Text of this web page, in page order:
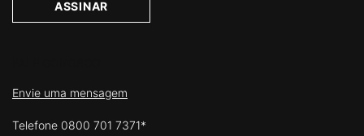
ASSINAR
Envie uma mensagem
Telefone 0800 701 7371*